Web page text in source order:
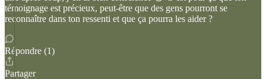
témoignage est précieux, peut-être que des gens pourront se
reconnaître dans ton ressenti et que ça pourra les aider ?
Répondre (1)
Partager